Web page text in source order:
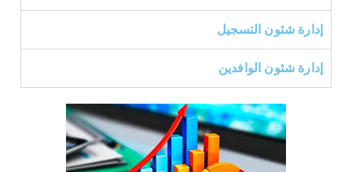
إدارة شئون التسجيل
إدارة شئون الوافدين